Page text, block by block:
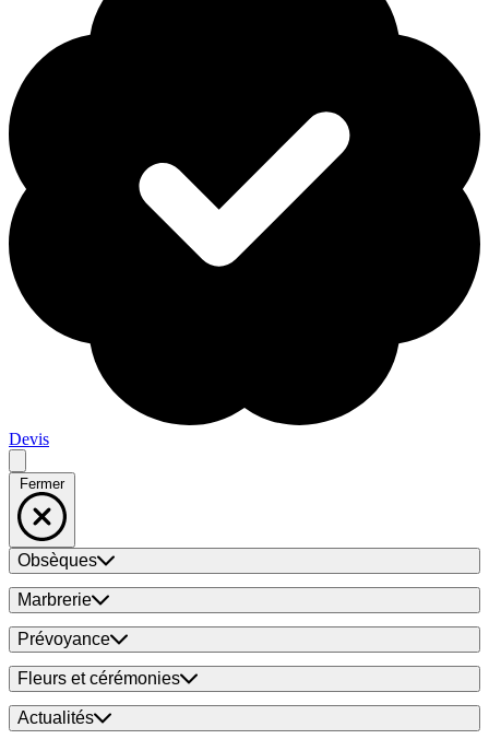
Devis
Fermer
Obsèques
Marbrerie
Prévoyance
Fleurs et cérémonies
Actualités